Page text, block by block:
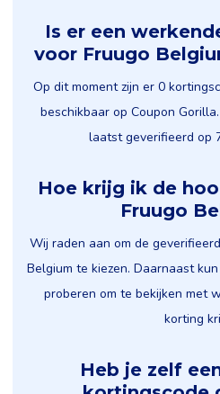
Is er een
voor Fruugo
Op dit moment zijn er 0
beschikbaar op Coupon
laatst geverifieerd op
Hoe krijg ik de
Fruugo
Wij raden aan om de
Belgium te kiezen. Daarnaast
proberen om te bekijken met
korting
Heb je zelf